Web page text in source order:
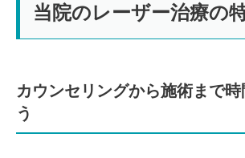
当院のレーザー治療の
カウンセリングから施術まで
う